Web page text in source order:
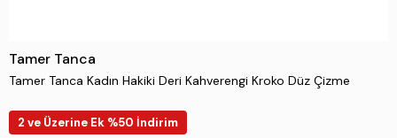
Tamer Tanca
Tamer Tanca Kadın Hakiki Deri Kahverengi Kroko Düz Çizme
2 ve Üzerine Ek %50 İndirim